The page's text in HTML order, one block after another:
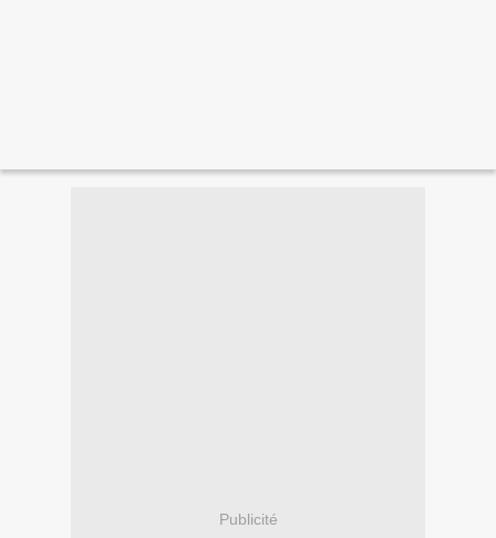
Publicité